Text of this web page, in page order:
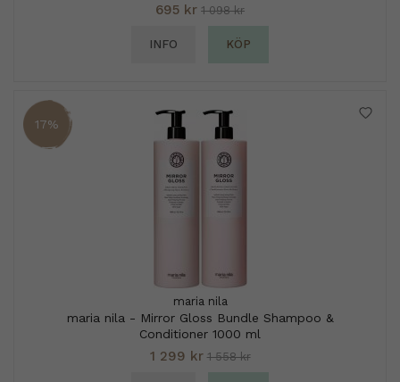
695 kr 1 098 kr
INFO KÖP
17%
maria nila
maria nila - Mirror Gloss Bundle Shampoo &
Conditioner 1000 ml
1 299 kr 1 558 kr